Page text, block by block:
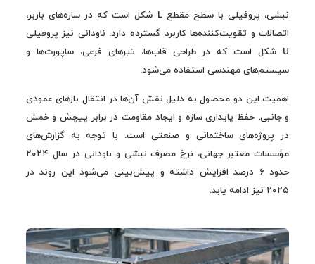
نبشی، پروفیلی با سطح مقطع L شکل است که در سازه‌های باربر،
اتصالات و تقویت‌کننده‌ها کاربرد گسترده دارد. ناودانی نیز پروفیلی
U شکل است که در طراحی قاب‌ها، تیرهای فرعی، ساپورت‌ها و
سیستم‌های مهندسی استفاده می‌شود.
اهمیت این دو محصول به دلیل نقش آن‌ها در انتقال بارهای عمودی
و جانبی، حفظ پایداری سازه و ایجاد مقاومت در برابر پیچش و خمش
در پروژه‌های ساختمانی و صنعتی است. با توجه به گزارش‌های
مؤسسات معتبر جهانی، نرخ مصرف نبشی و ناودانی در سال ۲۰۲۴
حدود ۶ درصد افزایش داشته و پیش‌بینی می‌شود این روند در
۲۰۲۵ نیز ادامه یابد.